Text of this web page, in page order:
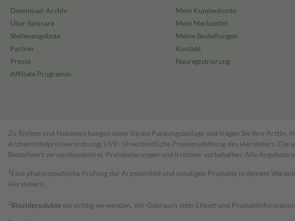
Download-Archiv
Über Sanicare
Stellenangebote
Partner
Presse
Affiliate Programm
Mein Kundenkonto
Mein Merkzettel
Meine Bestellungen
Kontakt
Neuregistrierung
Zu Risiken und Nebenwirkungen lesen Sie die Packungsbeilage und fragen Sie Ihre
Arzneimittelpreisverordnung. UVP: Unverbindliche Preisempfehlung des Herstellers. Die
Bestell­wert versand­kosten­frei. Preisänderungen und Irrtümer vorbehalten. Alle Angebote
1 Eine pharmazeutische Prüfung der Arzneimittel und sonstigen Produkte in deinem
Herstellers.
2Biozidproduktevorsichtig verwenden. Vor Gebrauch stets Etikett und